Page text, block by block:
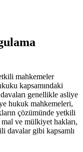
mahkemeler
kapsamındaki
genellikle ​asliye
hukuk mahkemeleri,
çözümünde ‌yetkili
ve mülkiyet hakları,
davalar gibi kapsamlı